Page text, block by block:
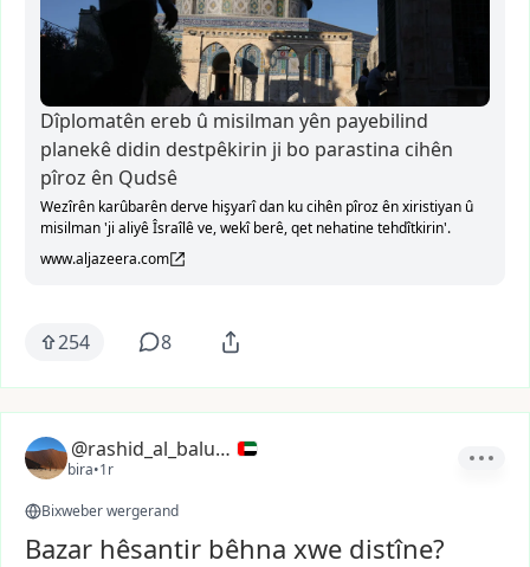
Dîplomatên ereb û misilman yên payebilind
planekê didin destpêkirin ji bo parastina cihên
pîroz ên Qudsê
Wezîrên karûbarên derve hişyarî dan ku cihên pîroz ên xiristiyan û
misilman 'ji aliyê Îsraîlê ve, wekî berê, qet nehatine tehdîtkirin'.
www.aljazeera.com
254 8
@rashid_al_balushi
bira•1r
Bixweber wergerand
Bazar hêsantir bêhna xwe distîne?